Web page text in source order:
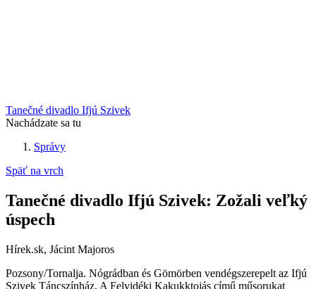
Tanečné divadlo Ifjú Szivek
Nachádzate sa tu
Správy
Späť na vrch
Tanečné divadlo Ifjú Szivek: Zožali veľký
úspech
Hírek.sk, Jácint Majoros
Pozsony/Tornalja. Nógrádban és Gömörben vendégszerepelt az Ifjú
Szivek Táncszínház. A Felvidéki Kakukktojás című műsorukat